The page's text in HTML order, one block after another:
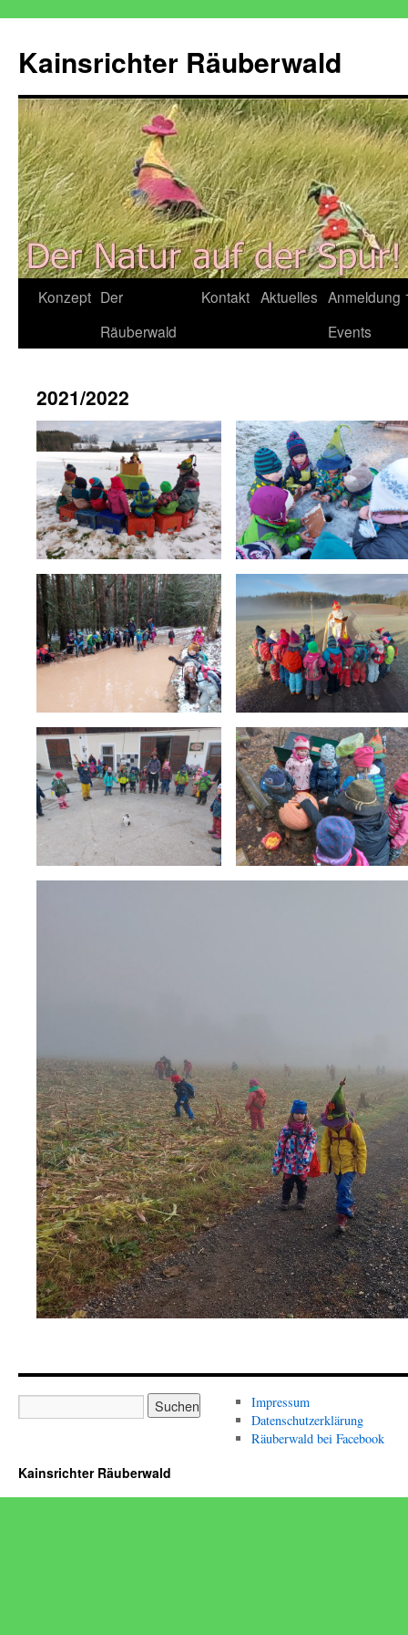
springen
Kainsrichter Räuberwald
Konzept Der
Räuberwald
Kontakt Aktuelles Anmeldung
Events
2021/2022
Impressum
Datenschutzerklärung
Räuberwald bei Facebook
Kainsrichter Räuberwald